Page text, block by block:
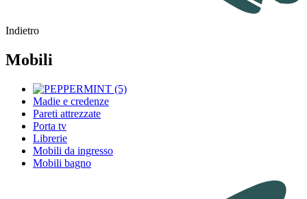
Indietro
Mobili
Madie e credenze
Pareti attrezzate
Porta tv
Librerie
Mobili da ingresso
Mobili bagno